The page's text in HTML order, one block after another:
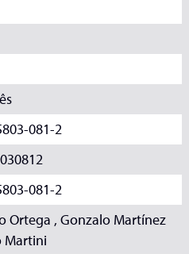
081-2
081-2
Ortega , Gonzalo Martínez
Martini